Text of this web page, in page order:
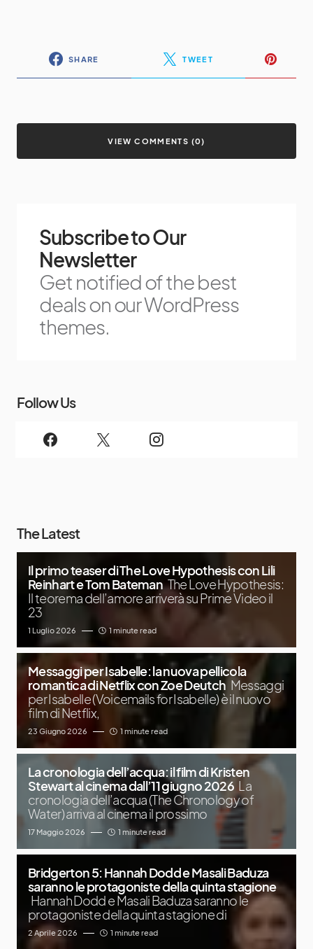
SHARE TWEET
VIEW COMMENTS (0)
Subscribe to Our
Newsletter
Get notified of the best
deals on our WordPress
themes.
Follow Us
The Latest
Il primo teaser di The Love Hypothesis con Lili
Reinhart e Tom Bateman The Love Hypothesis:
Il teorema dell’amore arriverà su Prime Video il
23
1 Luglio 2026 1 minute read
Messaggi per Isabelle: la nuova pellicola
romantica di Netflix con Zoe Deutch Messaggi
per Isabelle (Voicemails for Isabelle) è il nuovo
film di Netflix,
23 Giugno 2026 1 minute read
La cronologia dell’acqua: il film di Kristen
Stewart al cinema dall’11 giugno 2026 La
cronologia dell’acqua (The Chronology of
Water) arriva al cinema il prossimo
17 Maggio 2026 1 minute read
Bridgerton 5: Hannah Dodd e Masali Baduza
saranno le protagoniste della quinta stagione
Hannah Dodd e Masali Baduza saranno le
protagoniste della quinta stagione di
2 Aprile 2026 1 minute read